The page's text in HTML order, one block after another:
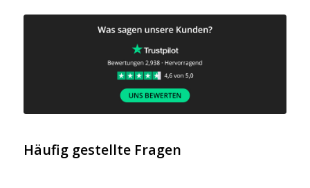
Häufig gestellte Fragen